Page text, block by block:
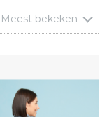
Meest bekeken